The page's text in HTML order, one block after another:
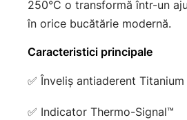
250°C o transformă într-un
în orice bucătărie modernă.
Caracteristici principale
✅ Înveliș antiaderent Titanium
✅ Indicator Thermo-Signal™